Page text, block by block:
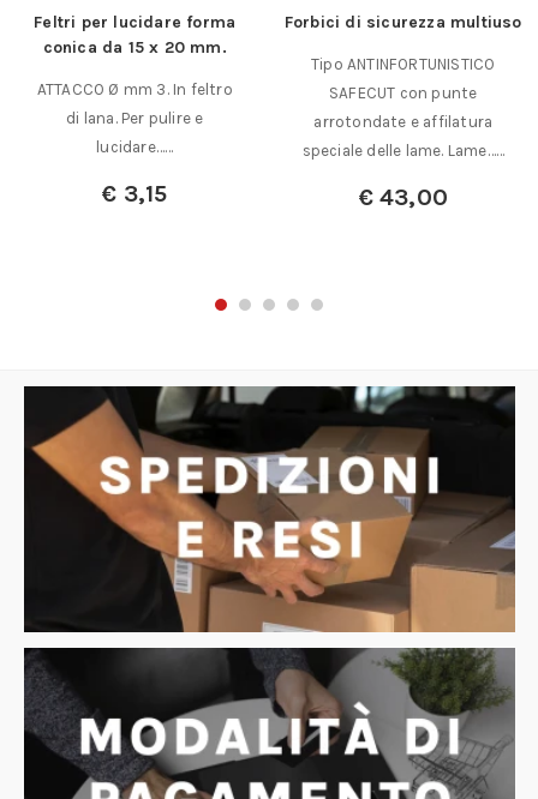
Feltri per lucidare forma
conica da 15 x 20 mm.
ATTACCO Ø mm 3. In feltro
di lana. Per pulire e
lucidare……
€ 3,15
Forbici di sicurezza multiuso
Tipo ANTINFORTUNISTICO
SAFECUT con punte
arrotondate e affilatura
speciale delle lame. Lame……
€43,00